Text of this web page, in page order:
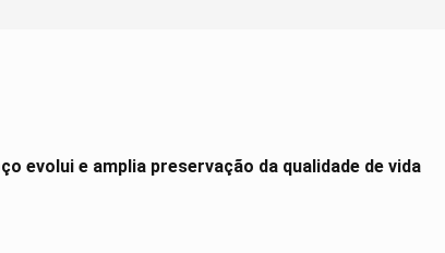
evolui e amplia preservação da qualidade de vida